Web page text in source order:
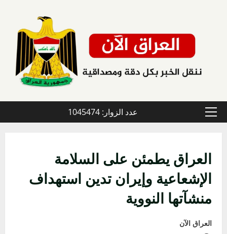
القائمة
عدد الزوار: 1045474
العراق يطمئن على السلامة
الإشعاعية وإيران تدين استهداف
منشآتها النووية
العراق الآن